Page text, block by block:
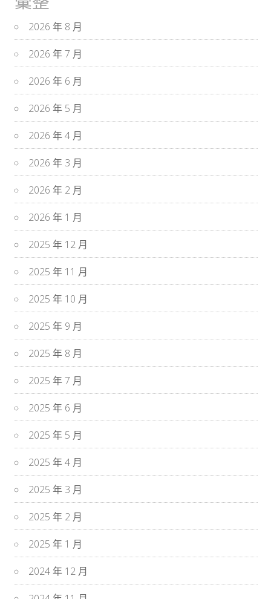
2026 年 8 月
2026 年 7 月
2026 年 6 月
2026 年 5 月
2026 年 4 月
2026 年 3 月
2026 年 2 月
2026 年 1 月
2025 年 12 月
2025 年 11 月
2025 年 10 月
2025 年 9 月
2025 年 8 月
2025 年 7 月
2025 年 6 月
2025 年 5 月
2025 年 4 月
2025 年 3 月
2025 年 2 月
2025 年 1 月
2024 年 12 月